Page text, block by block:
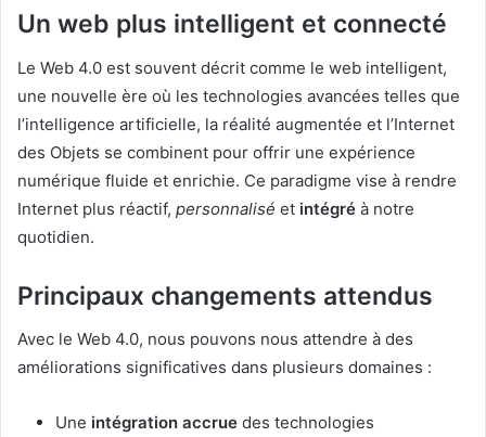
Un web plus intelligent et connecté
Le Web 4.0 est souvent décrit comme le web intelligent,
une nouvelle ère où les technologies avancées telles que
l’intelligence artificielle, la réalité augmentée et l’Internet
des Objets se combinent pour offrir une expérience
numérique fluide et enrichie. Ce paradigme vise à rendre
Internet plus réactif, personnalisé et intégré à notre
quotidien.
Principaux changements attendus
Avec le Web 4.0, nous pouvons nous attendre à des
améliorations significatives dans plusieurs domaines :
Une intégration accrue des technologies